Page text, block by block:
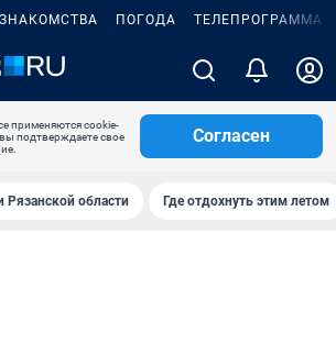
ЗНАКОМСТВА ПОГОДА ТЕЛЕПРОГРАММА
применяются cookie-
подтверждаете свое
Согласен
области Где отдохнуть этим летом